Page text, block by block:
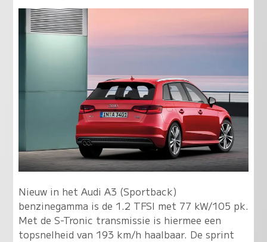
Nieuw in het Audi A3 (Sportback)
benzinegamma is de 1.2 TFSI met 77 kW/105 pk.
Met de S-Tronic transmissie is hiermee een
topsnelheid van 193 km/h haalbaar. De sprint